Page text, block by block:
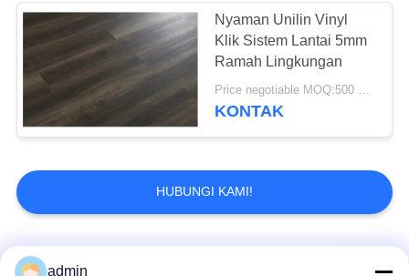
Nyaman Unilin Vinyl
Klik Sistem Lantai 5mm
Ramah Lingkungan
Price negotiable MOQ:500 meter persegi
KONTAK
HUBUNGI KAMI!
Bad Request
admin